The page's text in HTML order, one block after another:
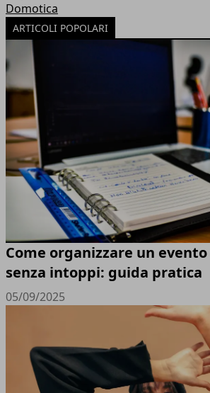
Domotica
ARTICOLI POPOLARI
Come organizzare un
senza intoppi: guida pratica
05/09/2025